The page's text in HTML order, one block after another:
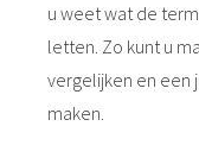
u weet wat de
letten. Zo kunt u
vergelijken en een
maken.